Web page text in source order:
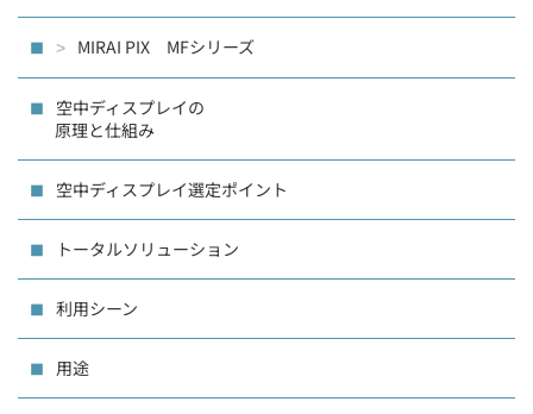
> MIRAI PIX MFシリーズ
空中ディスプレイの
原理と仕組み
空中ディスプレイ選定ポイント
トータルソリューション
利用シーン
用途